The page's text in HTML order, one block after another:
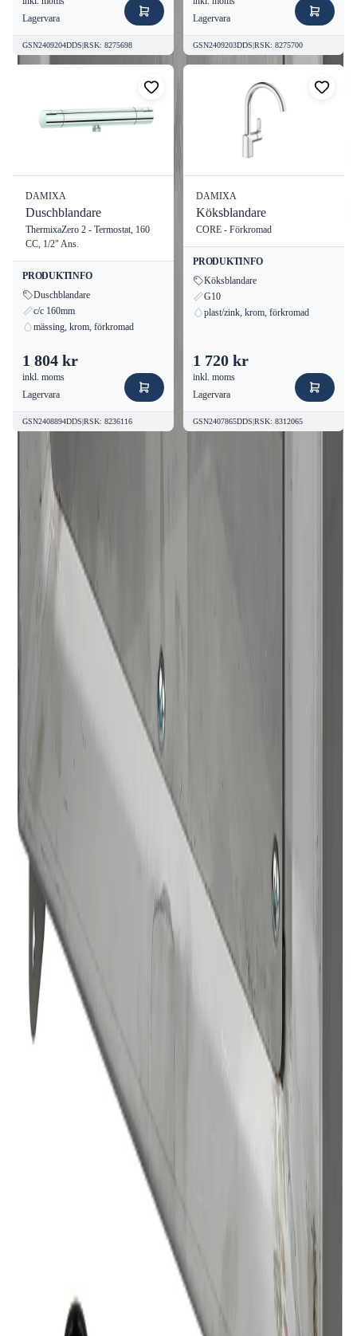
Lagervara
GSN2409204DDS|RSK: 8275698
Lagervara
GSN2409203DDS|RSK: 8275700
DAMIXA
Duschblandare
ThermixaZero 2 - Termostat, 160
CC, 1/2" Ans.
PRODUKTINFO
Duschblandare
c/c 160mm
mässing, krom, förkromad
1 804 kr
inkl. moms
Lagervara
GSN2408894DDS|RSK: 8236116
DAMIXA
Köksblandare
CORE - Förkromad
PRODUKTINFO
Köksblandare
G10
plast/zink, krom, förkromad
1 720 kr
inkl. moms
Lagervara
GSN2407865DDS|RSK: 8312065
Kvalitetsprodukter till bra priser.